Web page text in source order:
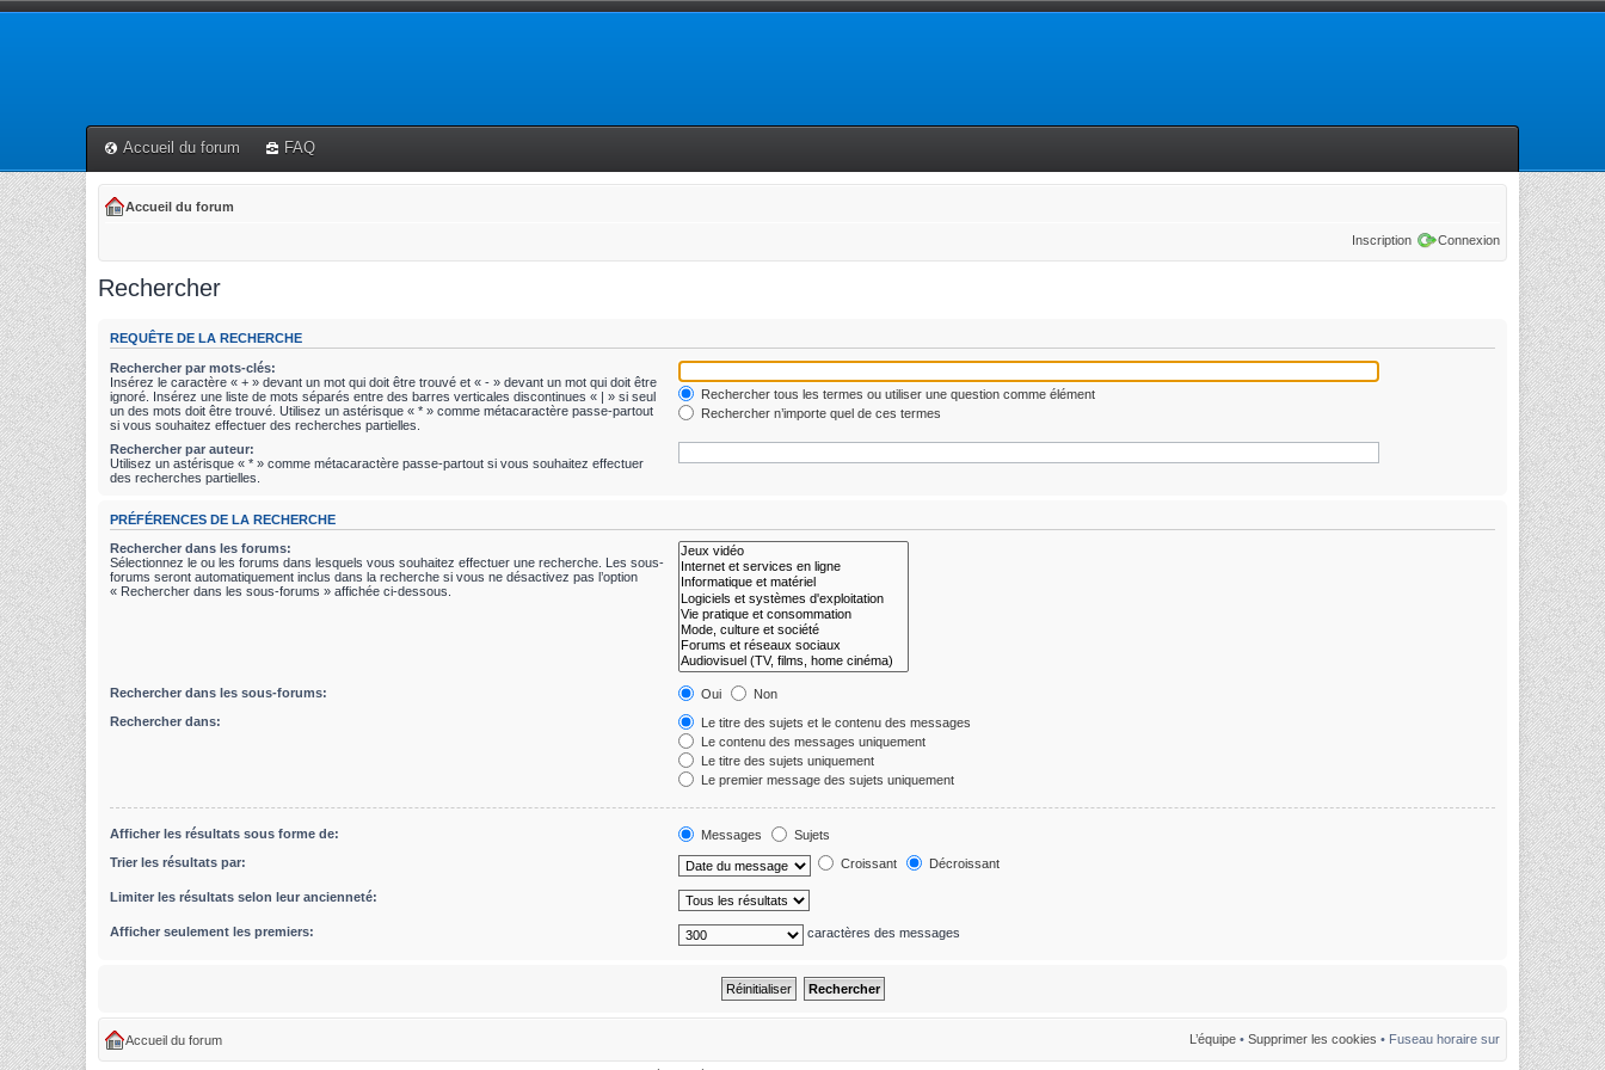
Accueil du forum FAQ
Accueil du forum
Inscription Connexion
Rechercher
REQUÊTE DE LA RECHERCHE
Rechercher par mots-clés:
Insérez le caractère « + » devant un mot qui doit être trouvé et « - » devant un mot qui doit être
ignoré. Insérez une liste de mots séparés entre des barres verticales discontinues « | » si seul
un des mots doit être trouvé. Utilisez un astérisque « * » comme métacaractère passe-partout
si vous souhaitez effectuer des recherches partielles.
Rechercher tous les termes ou utiliser une question comme élément
Rechercher n’importe quel de ces termes
Rechercher par auteur:
Utilisez un astérisque « * » comme métacaractère passe-partout si vous souhaitez effectuer
des recherches partielles.
PRÉFÉRENCES DE LA RECHERCHE
Rechercher dans les forums:
Sélectionnez le ou les forums dans lesquels vous souhaitez effectuer une recherche. Les sous-
forums seront automatiquement inclus dans la recherche si vous ne désactivez pas l’option
« Rechercher dans les sous-forums » affichée ci-dessous.
Rechercher dans les sous-forums: Oui
Non
Rechercher dans:
Le titre des sujets et le contenu des messages
Le contenu des messages uniquement
Le titre des sujets uniquement
Le premier message des sujets uniquement
Afficher les résultats sous forme de: Messages
Sujets
Trier les résultats par:
Croissant Décroissant
Limiter les résultats selon leur ancienneté:
Afficher seulement les premiers: caractères des messages
Accueil du forum L’équipe • Supprimer les cookies • Fuseau horaire sur